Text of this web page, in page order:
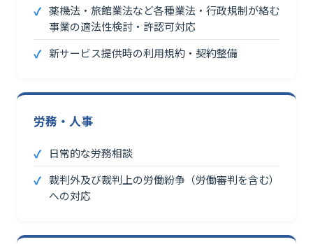
薬機法・旅館業法など各種業法・行政規制が絡む
事業の適法性検討・許認可対応
新サービス提供時の利用規約・契約整備
労務・人事
日常的な労務相談
裁判外及び裁判上の労働紛争（労働審判を含む）
への対応